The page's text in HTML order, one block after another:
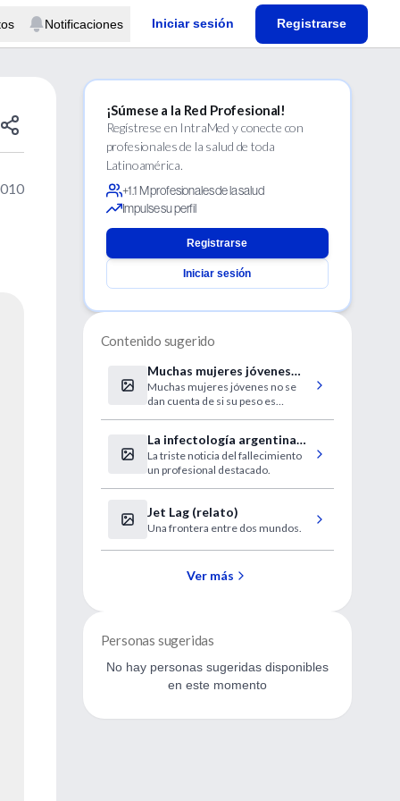
Notificaciones Iniciar sesión Registrarse
¡Súmese a la Red Profesional!
Regístrese en IntraMed y conecte con
profesionales de la salud de toda
Latinoamérica.
+1.1 M profesionales de la salud
Impulse su perfil
Registrarse
Iniciar sesión
Contenido sugerido
Muchas mujeres jóvenes
juzgan mal su peso
Muchas mujeres jóvenes no se
dan cuenta de si su peso es
La infectología argentina
de duelo
La triste noticia del fallecimiento
un profesional destacado.
Jet Lag (relato)
Una frontera entre dos mundos.
Ver más
Personas sugeridas
No hay personas sugeridas disponibles
en este momento